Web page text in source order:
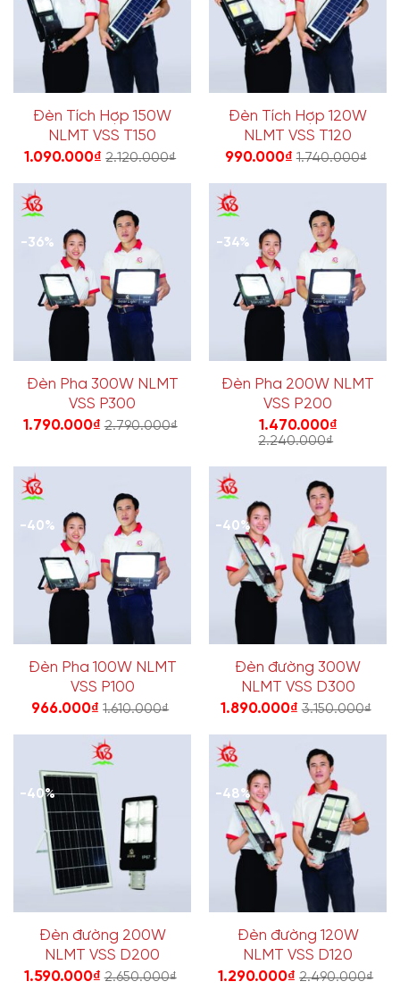
Đèn Tích Hợp 150W
NLMT VSS T150
1.090.000₫ 2.120.000₫
Đèn Tích Hợp 120W
NLMT VSS T120
990.000₫ 1.740.000₫
-36%
Đèn Pha 300W NLMT
VSS P300
1.790.000₫ 2.790.000₫
-34%
Đèn Pha 200W NLMT
VSS P200
1.470.000₫
2.240.000₫
-40%
Đèn Pha 100W NLMT
VSS P100
966.000₫ 1.610.000₫
-40%
Đèn đường 300W
NLMT VSS D300
1.890.000₫ 3.150.000₫
-40%
Đèn đường 200W
NLMT VSS D200
1.590.000₫ 2.650.000₫
-48%
Đèn đường 120W
NLMT VSS D120
1.290.000₫ 2.490.000₫